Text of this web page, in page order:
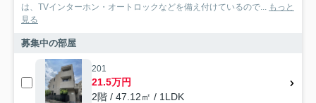
は、TVインターホン・オートロックなどを備え付けているので...
もっと
見る
募集中の部屋
201
21.5万円
2階 / 47.12㎡ / 1LDK